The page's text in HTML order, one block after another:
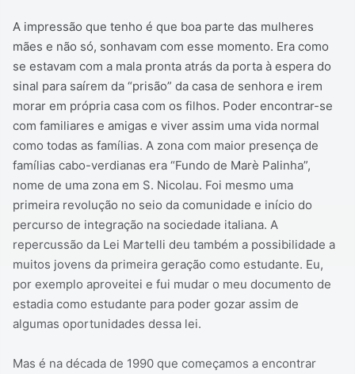
A impressão que tenho é que boa parte das mulheres
mães e não só, sonhavam com esse momento. Era como
se estavam com a mala pronta atrás da porta à espera do
sinal para saírem da “prisão” da casa de senhora e irem
morar em própria casa com os filhos. Poder encontrar-se
com familiares e amigas e viver assim uma vida normal
como todas as famílias. A zona com maior presença de
famílias cabo-verdianas era “Fundo de Marè Palinha”,
nome de uma zona em S. Nicolau. Foi mesmo uma
primeira revolução no seio da comunidade e início do
percurso de integração na sociedade italiana. A
repercussão da Lei Martelli deu também a possibilidade a
muitos jovens da primeira geração como estudante. Eu,
por exemplo aproveitei e fui mudar o meu documento de
estadia como estudante para poder gozar assim de
algumas oportunidades dessa lei.
Mas é na década de 1990 que começamos a encontrar